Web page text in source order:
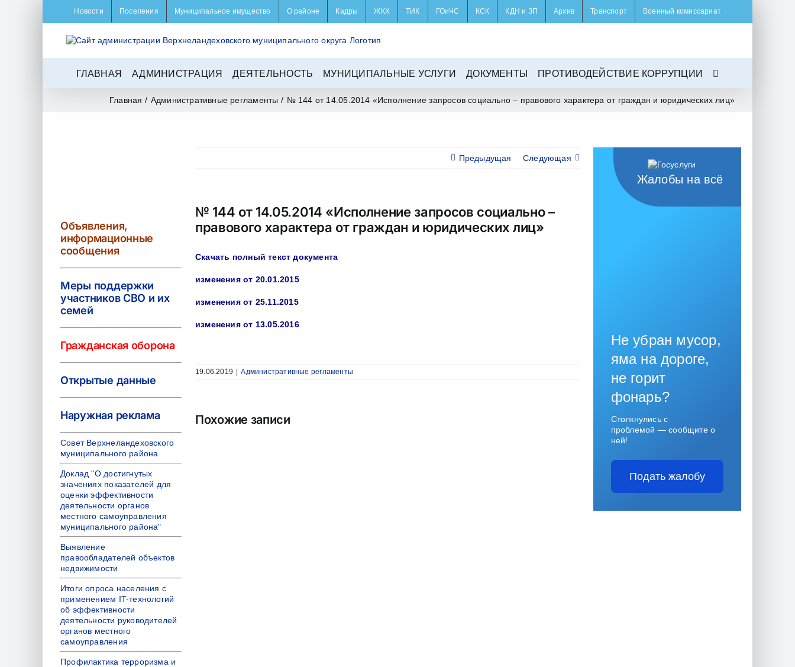
Новости Поселения Муниципальное имущество О районе Кадры ЖКХ ТИК ГОиЧС КСК КДН и ЗП Архив Транспорт Военный комиссариат
ГЛАВНАЯ АДМИНИСТРАЦИЯ ДЕЯТЕЛЬНОСТЬ МУНИЦИПАЛЬНЫЕ УСЛУГИ ДОКУМЕНТЫ ПРОТИВОДЕЙСТВИЕ КОРРУПЦИИ
Главная / Административные регламенты / № 144 от 14.05.2014 «Исполнение запросов социально – правового характера от граждан и юридических лиц»
Предыдущая Следующая
№ 144 от 14.05.2014 «Исполнение запросов социально –
правового характера от граждан и юридических лиц»
Скачать полный текст документа
изменения от 20.01.2015
изменения от 25.11.2015
изменения от 13.05.2016
19.06.2019 Административные регламенты
Похожие записи
Объявления,
информационные
сообщения
Меры поддержки
участников СВО и их
семей
Гражданская оборона
Открытые данные
Наружная реклама
Совет Верхнеландеховского
муниципального района
Доклад "О достигнутых
значениях показателей для
оценки эффективности
деятельности органов
местного самоуправления
муниципального района"
Выявление
правообладателей объектов
недвижимости
Итоги опроса населения с
применением IT-технологий
об эффективности
деятельности руководителей
органов местного
самоуправления
Профилактика терроризма и
Жалобы на всё
Не убран мусор,
яма на дороге,
не горит
фонарь?
Столкнулись с
проблемой — сообщите о
ней!
Подать жалобу